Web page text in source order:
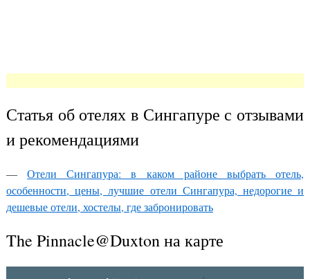
Статья об отелях в Сингапуре с отзывами
и рекомендациями
—Отели Сингапура: в каком районе выбрать отель,
особенности, цены, лучшие отели Сингапура, недорогие и
дешевые отели, хостелы, где забронировать
The Pinnacle@Duxton на карте